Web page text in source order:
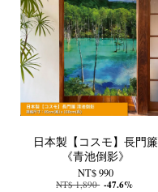
日本製【コスモ】長門簾
《青池倒影》
NT$ 990
NT$ 1,890 -47.6%